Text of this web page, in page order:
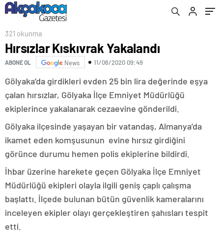
321 okunma
Hırsızlar Kıskıvrak Yakalandı
ABONE OL News 11/06/2020 09:49
Gölyaka’da girdikleri evden 25 bin lira değerinde eşya
çalan hırsızlar, Gölyaka İlçe Emniyet Müdürlüğü
ekiplerince yakalanarak cezaevine gönderildi.
Gölyaka ilçesinde yaşayan bir vatandaş, Almanya’da
ikamet eden komşusunun evine hırsız girdiğini
görünce durumu hemen polis ekiplerine bildirdi.
İhbar üzerine harekete geçen Gölyaka İlçe Emniyet
Müdürlüğü ekipleri olayla ilgili geniş çaplı çalışma
başlattı. İlçede bulunan bütün güvenlik kameralarını
inceleyen ekipler olayı gerçekleştiren şahısları tespit
etti.